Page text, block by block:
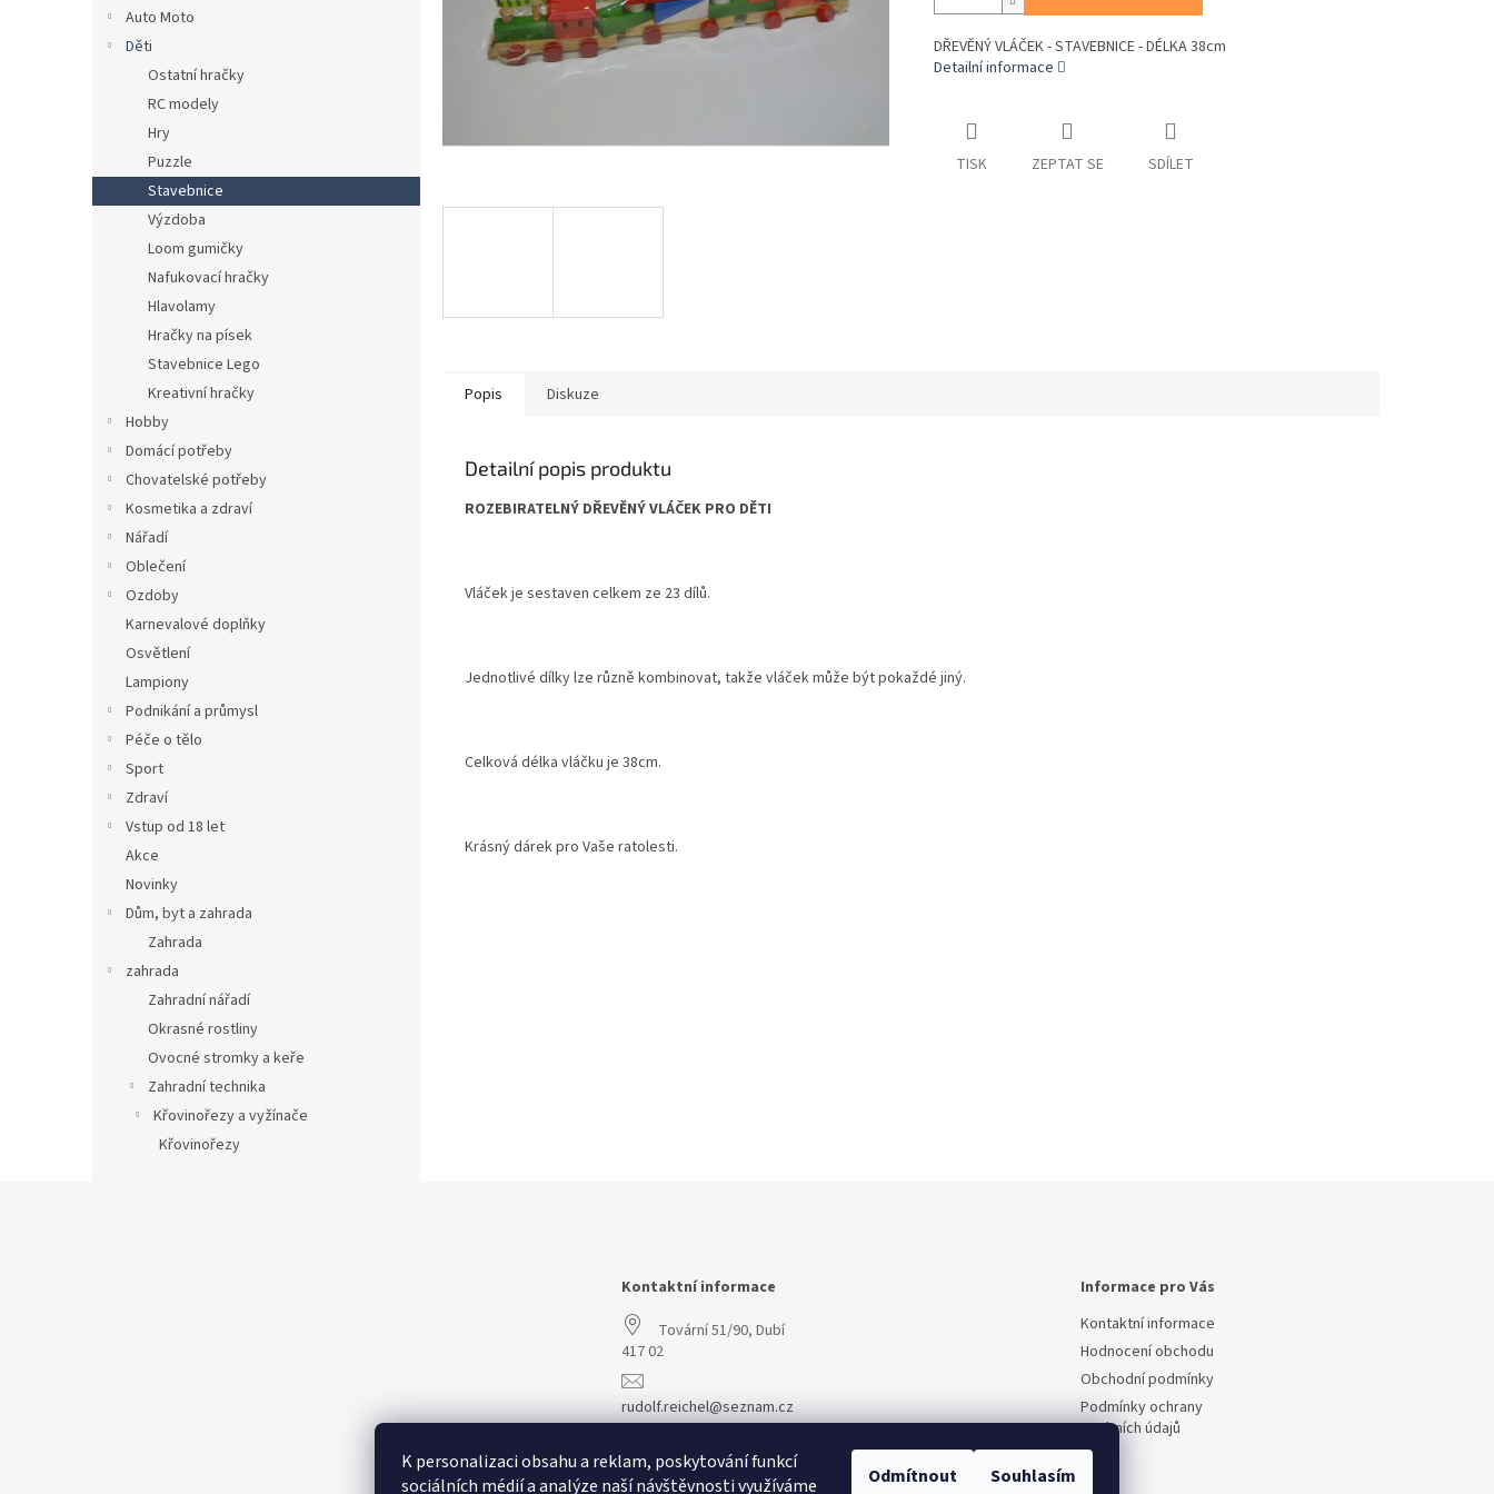
K personalizaci obsahu a reklam, poskytování funkcí
sociálních médií a analýze naší návštěvnosti využíváme
Odmítnout Souhlasím
Auto Moto
Děti
Ostatní hračky
RC modely
Hry
Puzzle
Stavebnice
Výzdoba
Loom gumičky
Nafukovací hračky
Hlavolamy
Hračky na písek
Stavebnice Lego
Kreativní hračky
Hobby
Domácí potřeby
Chovatelské potřeby
Kosmetika a zdraví
Nářadí
Oblečení
Ozdoby
Karnevalové doplňky
Osvětlení
Lampiony
Podnikání a průmysl
Péče o tělo
Sport
Zdraví
Vstup od 18 let
Akce
Novinky
Dům, byt a zahrada
Zahrada
zahrada
Zahradní nářadí
Okrasné rostliny
Ovocné stromky a keře
Zahradní technika
Křovinořezy a vyžínače
Křovinořezy
DŘEVĚNÝ VLÁČEK - STAVEBNICE - DÉLKA 38cm
Detailní informace
TISK ZEPTAT SE SDÍLET
Popis Diskuze
Detailní popis produktu
ROZEBIRATELNÝ DŘEVĚNÝ VLÁČEK PRO DĚTI
Vláček je sestaven celkem ze 23 dílů.
Jednotlivé dílky lze různě kombinovat, takže vláček může být pokaždé jiný.
Celková délka vláčku je 38cm.
Krásný dárek pro Vaše ratolesti.
Kontaktní informace
Tovární 51/90, Dubí
417 02
rudolf.reichel@seznam.cz
Informace pro Vás
Kontaktní informace
Hodnocení obchodu
Obchodní podmínky
Podmínky ochrany
osobních údajů